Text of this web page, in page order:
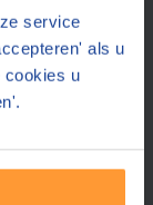
service
als u
cookies u